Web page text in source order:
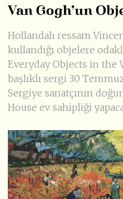
Van Gogh’un
Hollandalı ressam
kullandığı objelere
Everyday Objects in the
başlıklı sergi 30
Sergiye sanatçının
House ev sahipliği